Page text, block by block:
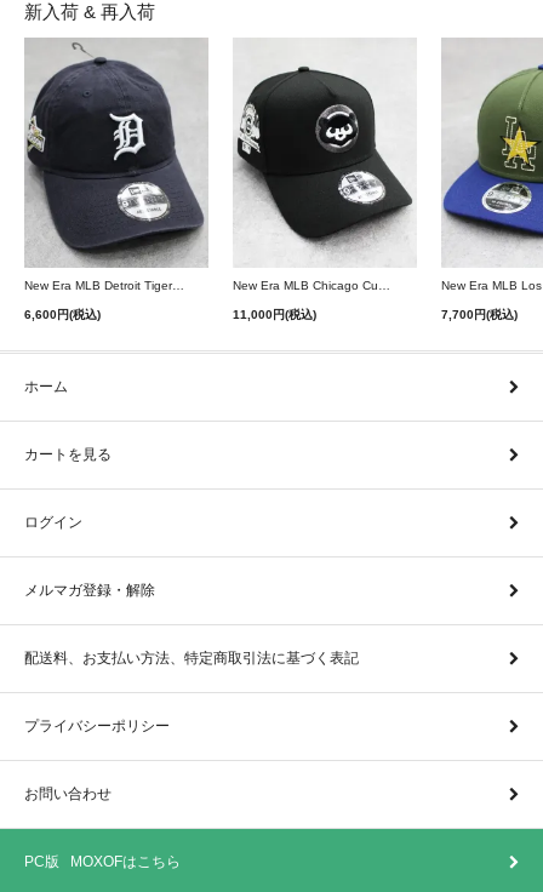
新入荷 & 再入荷
New Era MLB Detroit Tigers Postseason 9Twenty Strapback Cap - Navy
6,600円(税込) 11,000円(税込) 7,700円(税込)
ホーム
カートを見る
ログイン
メルマガ登録・解除
配送料、お支払い方法、特定商取引法に基づく表記
プライバシーポリシー
お問い合わせ
PC版 MOXOFはこちら